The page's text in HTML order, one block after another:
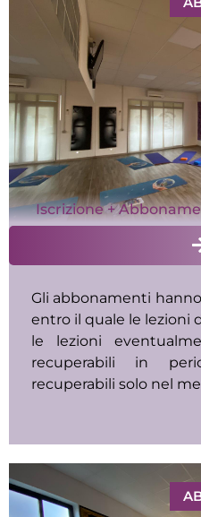
Iscrizione +
Gli abbonamenti
entro il quale le lezioni
le lezioni
recuperabili in
recuperabili solo nel